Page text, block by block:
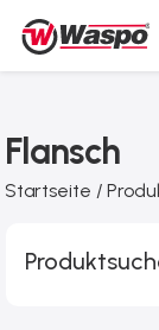
Flansch
Startseite /